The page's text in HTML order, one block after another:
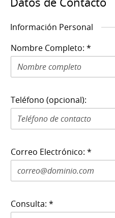
Información Personal
Nombre Completo: *
Teléfono (opcional):
Correo Electrónico: *
Consulta: *